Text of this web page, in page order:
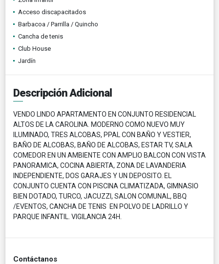
Acceso discapacitados
Barbacoa / Parrilla / Quincho
Cancha de tenis
Club House
Jardín
Descripción Adicional
VENDO LINDO APARTAMENTO EN CONJUNTO RESIDENCIAL
ALTOS DE LA CAROLINA. MODERNO COMO NUEVO MUY
ILUMINADO, TRES ALCOBAS, PPAL CON BAÑO Y VESTIER,
BAÑO DE ALCOBAS, BAÑO DE ALCOBAS, ESTAR TV, SALA
COMEDOR EN UN AMBIENTE CON AMPLIO BALCON CON VISTA
PANORAMICA, COCINA ABIERTA, ZONA DE LAVANDERIA
INDEPENDIENTE, DOS GARAJES Y UN DEPOSITO. EL
CONJUNTO CUENTA CON PISCINA CLIMATIZADA, GIMNASIO
BIEN DOTADO, TURCO, JACUZZI, SALON COMUNAL, BBQ
/EVENTOS, CANCHA DE TENIS EN POLVO DE LADRILLO Y
PARQUE INFANTIL. VIGILANCIA 24H.
Contáctanos